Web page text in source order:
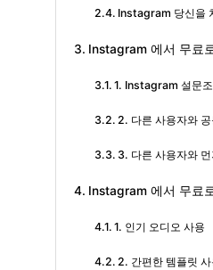
Instagram 당신을
Instagram 에서 무료
1. Instagram 설문
2. 다른 사용자와 공
3. 다른 사용자와
Instagram 에서 무료
1. 인기 오디오 사용
2. 간편한 템플릿 사